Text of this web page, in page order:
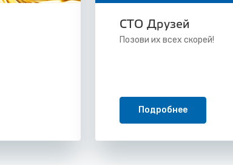
СТО Друзей
Позови их всех скорей!
Подробнее